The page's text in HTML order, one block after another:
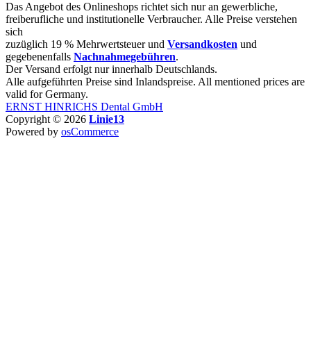
Das Angebot des Onlineshops richtet sich nur an gewerbliche,
freiberufliche und institutionelle Verbraucher. Alle Preise verstehen
sich
zuzüglich 19 % Mehrwertsteuer und Versandkosten und
gegebenenfalls Nachnahmegebühren.
Der Versand erfolgt nur innerhalb Deutschlands.
Alle aufgeführten Preise sind Inlandspreise. All mentioned prices are
valid for Germany.
ERNST HINRICHS Dental GmbH
Copyright © 2026 Linie13
Powered by osCommerce